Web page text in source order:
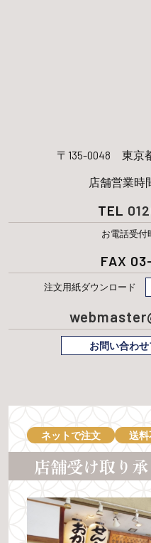
〒135-0048 東京
店舗営業時
TEL
お電話受付
FAX
注文用紙ダウンロード
お問い合わ
ネットで注文 送料
店舗受け取り承